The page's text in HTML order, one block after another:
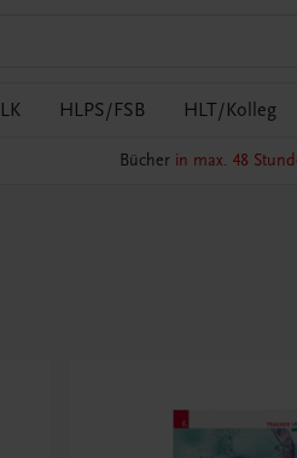
HLPS/FSB HLT/Kolleg
Bücher in max. 48